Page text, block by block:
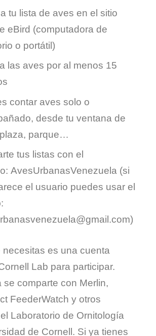
tu lista de aves en el sitio
eBird (computadora de
o portátil)
las aves por al menos 15
contar aves solo o
desde tu ventana de
parque…
tus listas con el
AvesUrbanasVenezuela (si
el usuario puedes usar el
necesitas es una cuenta
Lab para participar.
se comparte con Merlin,
FeederWatch y otros
Laboratorio de Ornitología
de Cornell. Si ya tienes